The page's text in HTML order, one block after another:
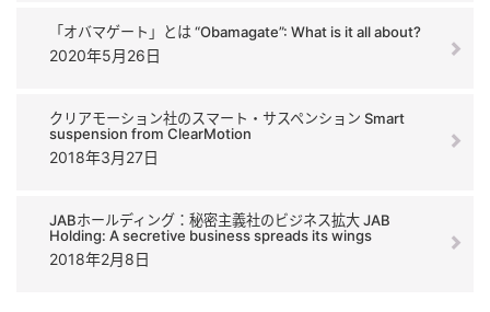
「オバマゲート」とは “Obamagate”: What is it all about?
2020年5月26日
クリアモーション社のスマート・サスペンション Smart
suspension from ClearMotion
2018年3月27日
JABホールディング：秘密主義社のビジネス拡大 JAB
Holding: A secretive business spreads its wings
2018年2月8日